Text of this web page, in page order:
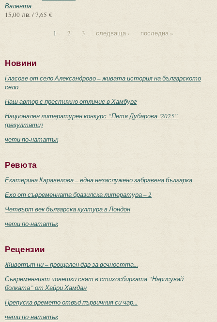
Валента
15,00 лв. / 7,65 €
1 2 3 следваща › последна »
Новини
Гласове от село Александрово – живата история на българското
село
Наш автор с престижно отличие в Хамбург
Национален литературен конкурс “Петя Дубарова ‘2025”
(резултати)
чети по-нататък
Ревюта
Екатерина Каравелова – една незаслужено забравена българка
Ехо от съвременната бразилска литература – 2
Четвърт век българска култура в Лондон
чети по-нататък
Рецензии
Животът ни – прощален дар за вечността...
Съвременният човешки свят в стихосбирката “Нарисувай
болката” от Хайри Хамдан
Препуска времето отвъд първичния си чар...
чети по-нататък